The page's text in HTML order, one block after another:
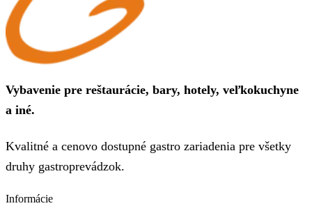
Vybavenie pre reštaurácie, bary, hotely, veľkokuchyne
a iné.
Kvalitné a cenovo dostupné gastro zariadenia pre všetky
druhy gastroprevádzok.
Informácie